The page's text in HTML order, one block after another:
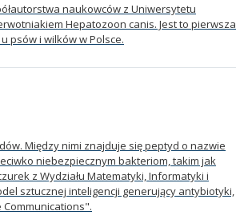
naukowców z Uniwersytetu
Hepatozoon canis. Jest to pierwsza
psów i wilków w Polsce.
Między nimi znajduje się peptyd o nazwie
niebezpiecznym bakteriom, takim jak
z Wydziału Matematyki, Informatyki i
sztucznej inteligencji generujący antybiotyki,